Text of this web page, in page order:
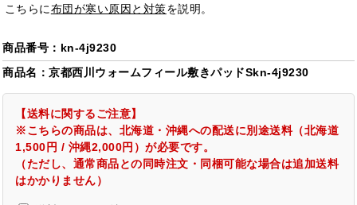
こちらに布団が寒い原因と対策を説明。
商品番号：kn-4j9230
商品名：京都西川ウォームフィール敷きパッドSkn-4j9230
【送料に関するご注意】
※こちらの商品は、北海道・沖縄への配送に別途送料（北海道
1,500円 / 沖縄2,000円）が必要です。
（ただし、通常商品との同時注文・同梱可能な場合は追加送料
はかかりません）